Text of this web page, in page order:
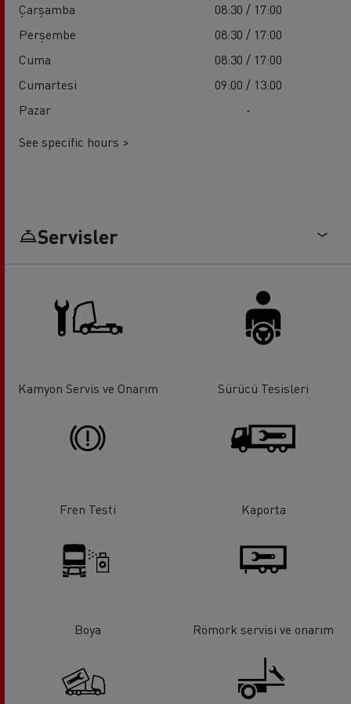
Çarşamba
08:30 / 17:00
Perşembe
08:30 / 17:00
Cuma
08:30 / 17:00
Cumartesi
09:00 / 13:00
Pazar
-
See specific hours >
Servisler
Kamyon Servis ve Onarım Sürücü Tesisleri
Fren Testi Kaporta
Boya Römork servisi ve onarım